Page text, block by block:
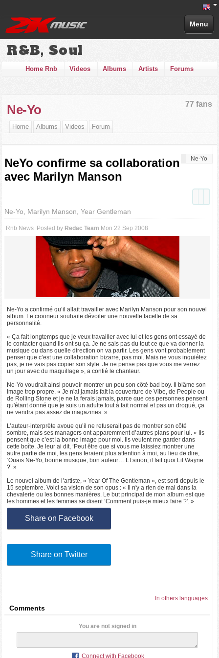
Menu
R&B, Soul
Home Rnb Videos Albums Artists Forums
77 fans
Ne-Yo
Home Albums Videos Forum
Ne-Yo
NeYo confirme sa collaboration
avec Marilyn Manson
Ne-Yo, Marilyn Manson, Year Gentleman
Rnb News Posted by Redac Team Mon 22 Sep 2008
Ne-Yo a confirmé qu’il allait travailler avec Marilyn Manson pour son nouvel
album. Le crooneur souhaite dévoiler une nouvelle facette de sa
personnalité.
« Ça fait longtemps que je veux travailler avec lui et les gens ont essayé de
le contacter quand ils ont su ça. Je ne sais pas du tout ce que va donner la
musique ou dans quelle direction on va partir. Les gens vont probablement
penser que c’est une collaboration bizarre, pas moi. Mais ne vous inquiétez
pas, je ne vais pas copier son style. Je ne pense pas que vous me verrez
un jour avec du maquillage », a confié le chanteur.
Ne-Yo voudrait ainsi pouvoir montrer un peu son côté bad boy. Il blâme son
image trop propre. « Je n'ai jamais fait la couverture de Vibe, de People ou
de Rolling Stone et je ne la ferais jamais, parce que ces personnes pensent
qu'étant donné que je suis un adulte tout à fait normal et pas un drogué, ça
ne vendra pas assez de magazines. »
L’auteur-interprète avoue qu’il ne refuserait pas de montrer son côté
sombre, mais ses managers ont apparemment d’autres plans pour lui. « Ils
pensent que c’est la bonne image pour moi. Ils veulent me garder dans
cette boîte. Je leur ai dit, ‘Peut être que si vous me laissiez montrer une
autre partie de moi, les gens feraient plus attention à moi, au lieu de dire,
‘Ouais Ne-Yo, bonne musique, bon auteur… Et sinon, il fait quoi Lil Wayne
?’ »
Le nouvel album de l’artiste, « Year Of The Gentleman », est sorti depuis le
15 septembre. Voici sa vision de son opus : « Il n'y a rien de mal dans la
chevalerie ou les bonnes manières. Le but principal de mon album est que
les hommes et les femmes se disent ‘Comment puis-je mieux faire ?'. »
Share on Facebook
Share on Twitter
In others languages
Comments
You are not signed in
Connect with Facebook